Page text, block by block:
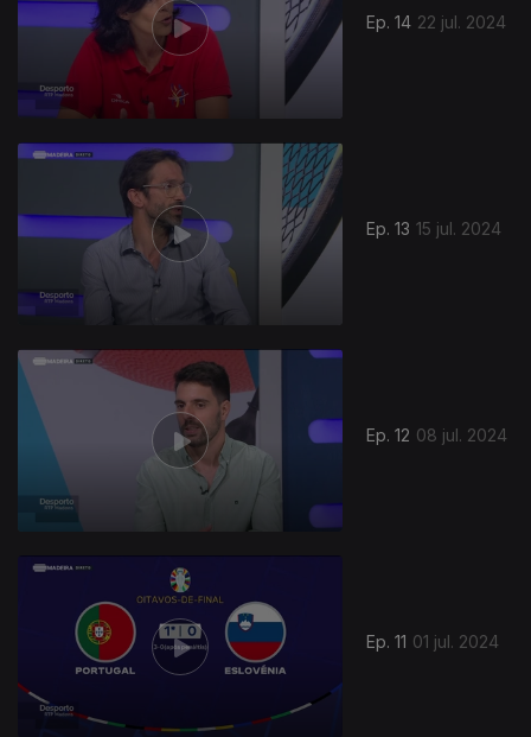
Ep. 14 22 jul. 2024
Ep. 13 15 jul. 2024
Ep. 12 08 jul. 2024
Ep. 11 01 jul. 2024